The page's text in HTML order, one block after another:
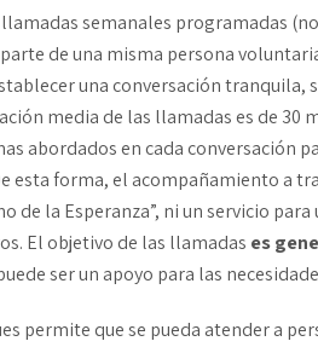
semanales programadas
de una misma persona
una conversación tranquila,
media de las llamadas es de 30
abordados en cada conversación
esta forma, el acompañamiento a
de la Esperanza”, ni un servicio para
El objetivo de las llamadas es
ser un apoyo para las
permite que se pueda atender a